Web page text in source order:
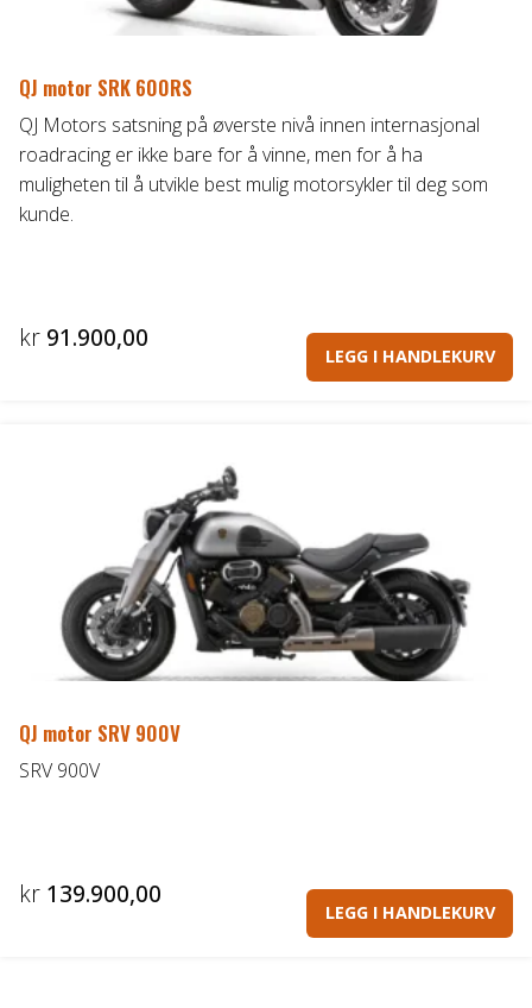
QJ motor SRK 600RS
QJ Motors satsning på øverste nivå innen internasjonal
roadracing er ikke bare for å vinne, men for å ha
muligheten til å utvikle best mulig motorsykler til deg som
kunde.
kr 91.900,00
LEGG I HANDLEKURV
QJ motor SRV 900V
SRV 900V
kr 139.900,00
LEGG I HANDLEKURV